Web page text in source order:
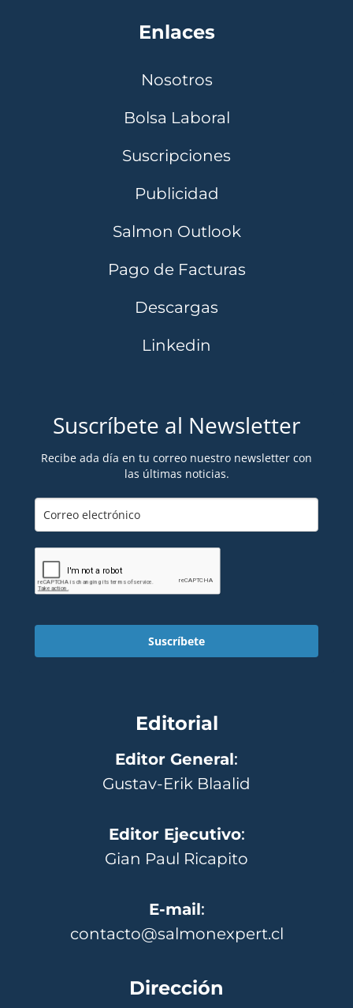
Enlaces
Nosotros
Bolsa Laboral
Suscripciones
Publicidad
Salmon Outlook
Pago de Facturas
Descargas
Linkedin
Suscríbete al Newsletter
Recibe ada día en tu correo nuestro newsletter con
las últimas noticias.
Suscríbete
Editorial
Editor General:
Gustav-Erik Blaalid
Editor Ejecutivo:
Gian Paul Ricapito
E-mail:
contacto@salmonexpert.cl
Dirección